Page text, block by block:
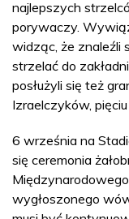
najlepszych
porywaczy.
widząc, że znaleźli
strzelać do
posłużyli się też
Izraelczyków,
6 września na
się ceremonia
wygłoszonego